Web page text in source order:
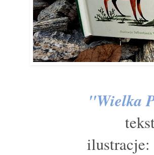
"Wielka
ilustracje: